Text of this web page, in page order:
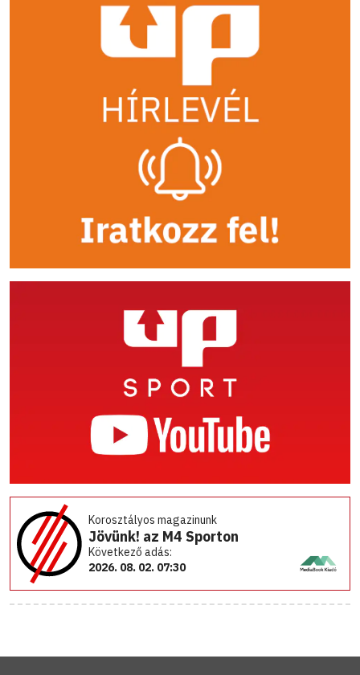
Korosztályos magazinunk
Jövünk! az M4 Sporton
Következő adás:
2026. 08. 02. 07:30